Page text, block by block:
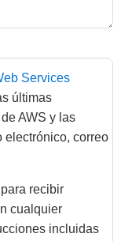
Services
últimas
AWS y las
electrónico, correo
recibir
cualquier
incluidas